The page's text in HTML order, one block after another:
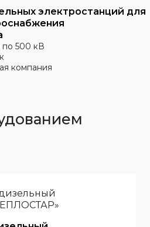
электростанций для
500 кВ
компания